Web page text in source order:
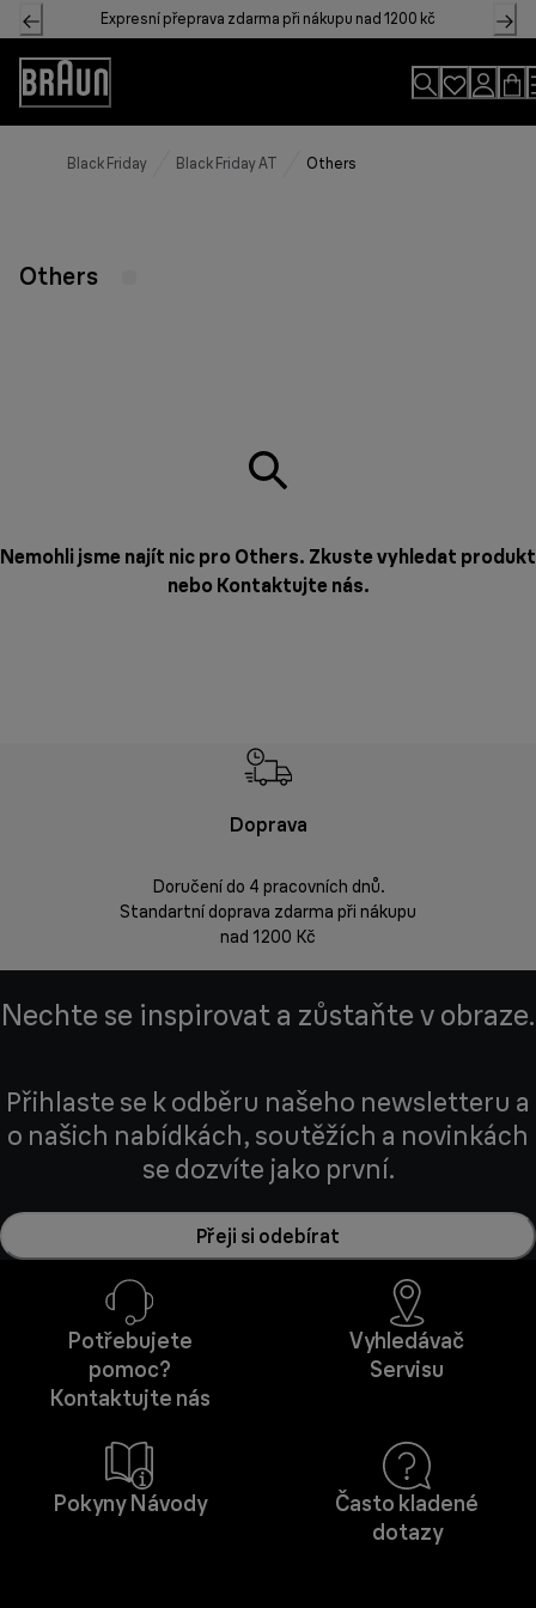
Skip
to
Content
Expresní přeprava zdarma při nákupu nad 1200 kč
Accessibility
Statement
Black Friday Black Friday AT Others
Others
Nemohli jsme najít nic pro Others. Zkuste vyhledat produkt
nebo Kontaktujte nás.
Doprava
Doručení do 4 pracovních dnů.
Standartní doprava zdarma při nákupu
nad 1200 Kč
Nechte se inspirovat a zůstaňte v obraze.
Přihlaste se k odběru našeho newsletteru a
o našich nabídkách, soutěžích a novinkách
se dozvíte jako první.
Přeji si odebírat
Potřebujete
pomoc?
Kontaktujte nás
Vyhledávač
Servisu
Pokyny Návody
Často kladené
dotazy